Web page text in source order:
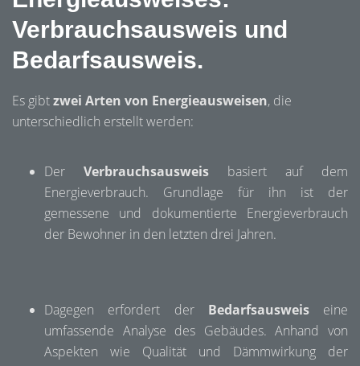
Verbrauchsausweis und
Bedarfsausweis.
Es gibtzwei Arten von Energieausweisen, die
unterschiedlich erstellt werden:
Der Verbrauchsausweis basiert auf dem
Energieverbrauch. Grundlage für ihn ist der
gemessene und dokumentierte Energieverbrauch
der Bewohner in den letzten drei Jahren.
Dagegen erfordert der Bedarfsausweis eine
umfassende Analyse des Gebäudes. Anhand von
Aspekten wie Qualität und Dämmwirkung der